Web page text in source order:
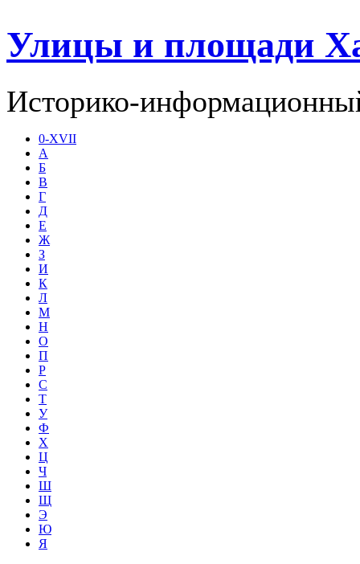
Улицы и площади
Историко-
0-XVII
А
Б
В
Г
Д
Е
Ж
З
И
К
Л
М
Н
О
П
Р
С
Т
У
Ф
Х
Ц
Ч
Ш
Щ
Э
Ю
Я